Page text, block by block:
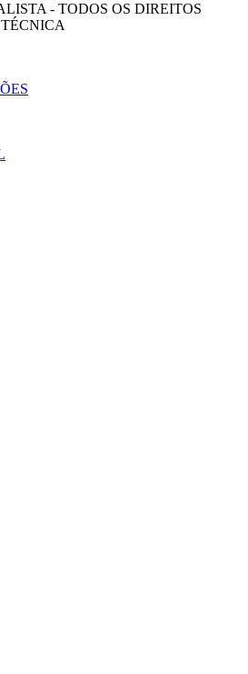
- TODOS OS DIREITOS